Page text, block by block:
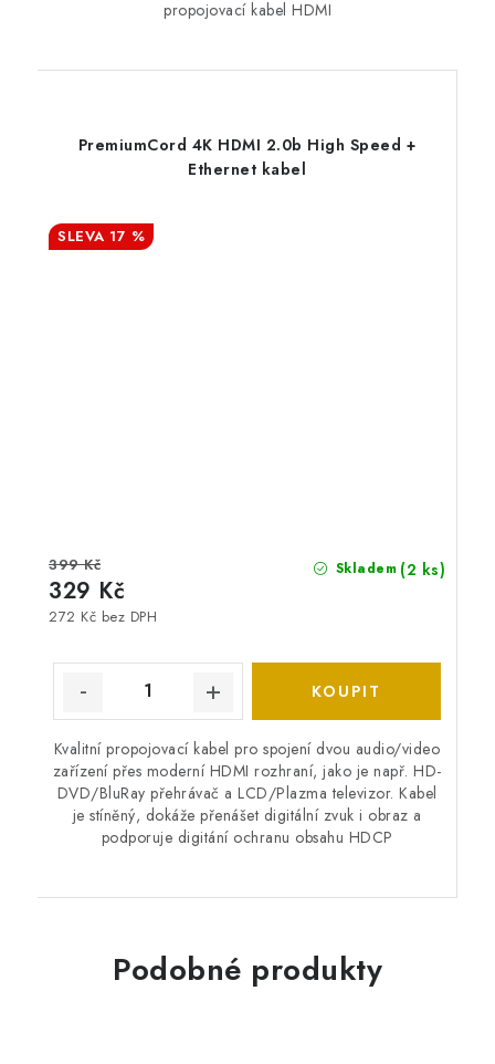
propojovací kabel HDMI
PremiumCord 4K HDMI 2.0b High Speed +
Ethernet kabel
17 %
Skladem (2 ks)
272 Kč bez DPH
329 Kč
399 Kč
Kvalitní propojovací kabel pro spojení dvou audio/video
zařízení přes moderní HDMI rozhraní, jako je např. HD-
DVD/BluRay přehrávač a LCD/Plazma televizor. Kabel
je stíněný, dokáže přenášet digitální zvuk i obraz a
podporuje digitání ochranu obsahu HDCP
Podobné produkty